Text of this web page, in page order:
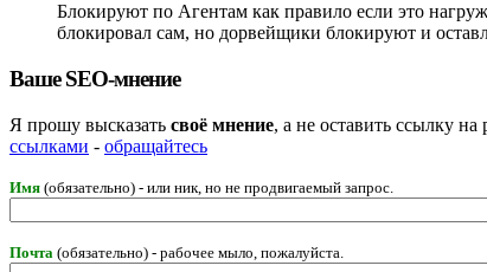
Блокируют по Агентам как правило если это
блокировал сам, но дорвейщики блокируют и
Ваше SEO-мнение
Я прошу высказать своё мнение, а не оставить ссылку
ссылками - обращайтесь
Имя (обязательно) - или ник, но не продвигаемый запрос.
Почта (обязательно) - рабочее мыло, пожалуйста.